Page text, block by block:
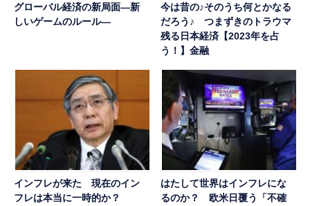
グローバル経済の新局面―新
しいゲームのルール―
今は昔の♪そのうち何とかなる
だろう♪ つまずきのトラウマ
残る日本経済【2023年を占
う！】金融
インフレが来た 現在のイン
フレは本当に一時的か？
はたして世界はインフレにな
るのか？ 欧米日覆う「不確